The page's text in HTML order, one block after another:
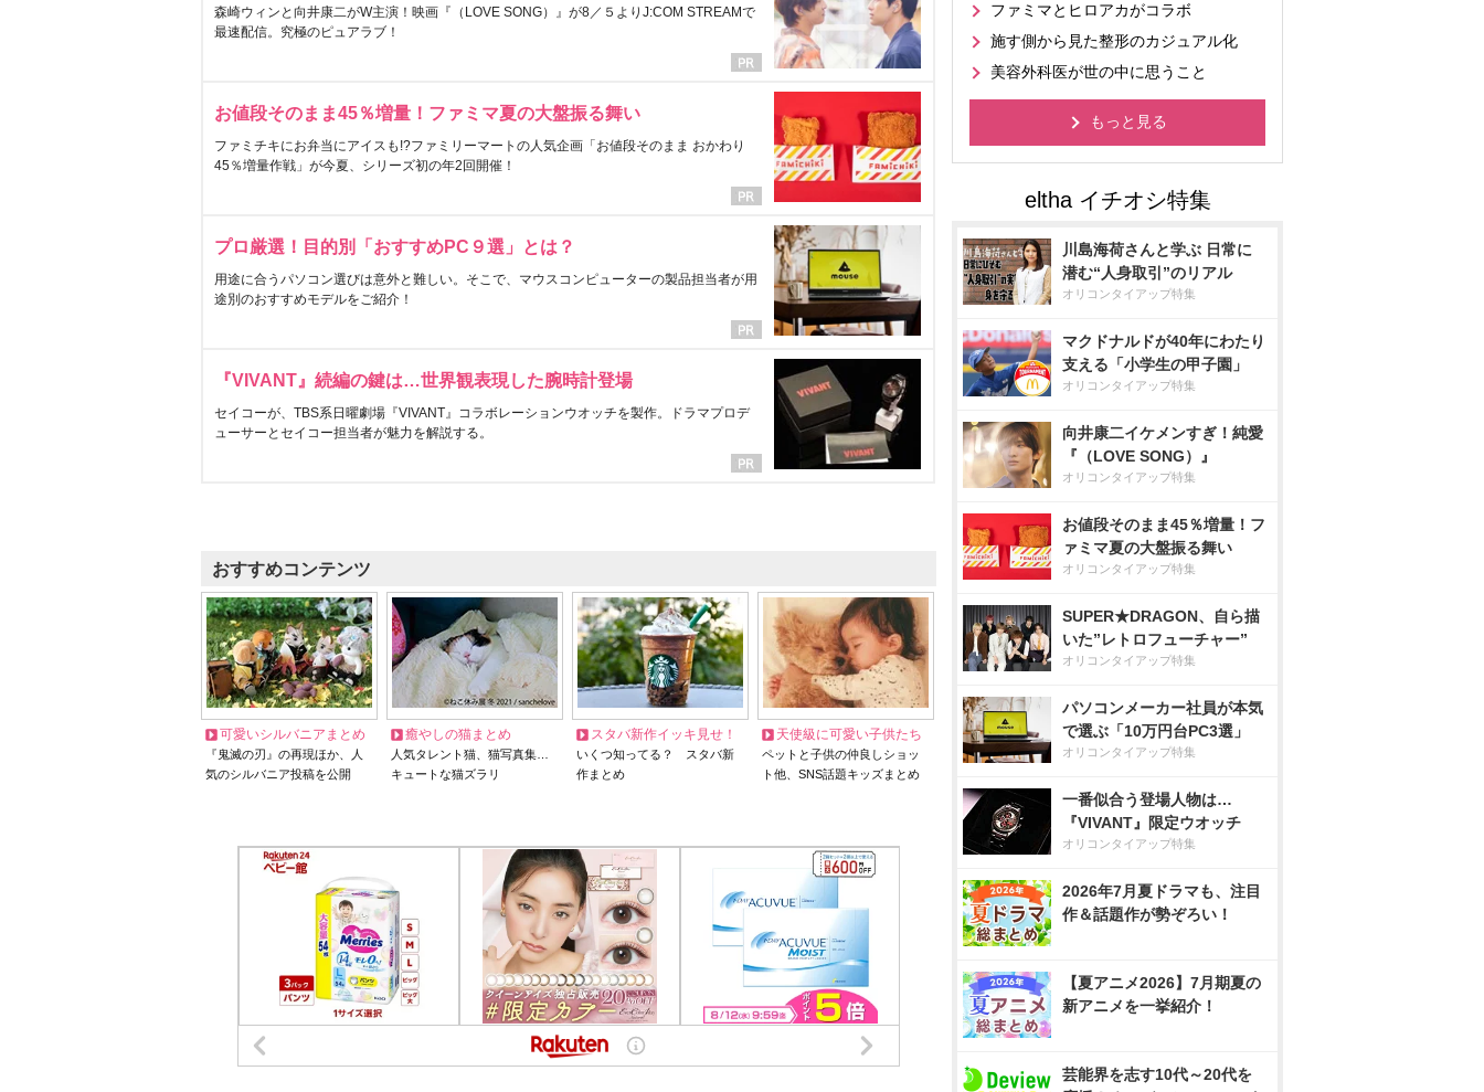
森崎ウィンと向井康二がW主演！映画『（LOVE SONG）』が8／５よりJ:COM STREAMで
最速配信。究極のピュアラブ！
お値段そのまま45％増量！ファミマ夏の大盤振る舞い
ファミチキにお弁当にアイスも!?ファミリーマートの人気企画「お値段そのまま おかわり
45％増量作戦」が今夏、シリーズ初の年2回開催！
プロ厳選！目的別「おすすめPC９選」とは？
用途に合うパソコン選びは意外と難しい。そこで、マウスコンピューターの製品担当者が用
途別のおすすめモデルをご紹介！
『VIVANT』続編の鍵は…世界観表現した腕時計登場
セイコーが、TBS系日曜劇場『VIVANT』コラボレーションウオッチを製作。ドラマプロデ
ューサーとセイコー担当者が魅力を解説する。
おすすめコンテンツ
可愛いシルバニアまとめ
『鬼滅の刃』の再現ほか、人
気のシルバニア投稿を公開
癒やしの猫まとめ
人気タレント猫、猫写真集…
キュートな猫ズラリ
スタバ新作イッキ見せ！
いくつ知ってる？ スタバ新
作まとめ
天使級に可愛い子供たち
ペットと子供の仲良しショッ
ト他、SNS話題キッズまとめ
ファミマとヒロアカがコラボ
施す側から見た整形のカジュアル化
美容外科医が世の中に思うこと
もっと見る
川島海荷さんと学ぶ 日常に
潜む“人身取引”のリアル
オリコンタイアップ特集
マクドナルドが40年にわたり
支える「小学生の甲子園」
オリコンタイアップ特集
向井康二イケメンすぎ！純愛
『（LOVE SONG）』
オリコンタイアップ特集
お値段そのまま45％増量！フ
ァミマ夏の大盤振る舞い
オリコンタイアップ特集
SUPER★DRAGON、自ら描
いた”レトロフューチャー”
オリコンタイアップ特集
パソコンメーカー社員が本気
で選ぶ「10万円台PC3選」
オリコンタイアップ特集
一番似合う登場人物は…
『VIVANT』限定ウオッチ
オリコンタイアップ特集
2026年7月夏ドラマも、注目
作＆話題作が勢ぞろい！
【夏アニメ2026】7月期夏の
新アニメを一挙紹介！
芸能界を志す10代～20代を